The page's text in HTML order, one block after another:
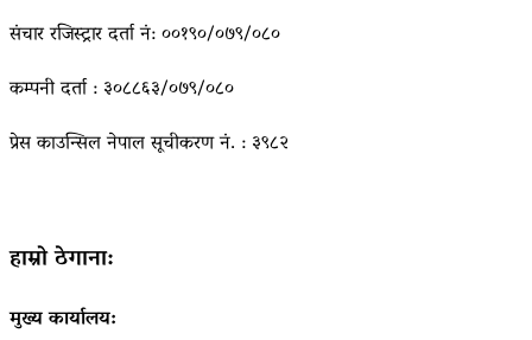
संचार रजिस्ट्रार दर्ता नं: ००१९०/०७९/०८०
कम्पनी दर्ता : ३०८८६३/०७९/०८०
प्रेस काउन्सिल नेपाल सूचीकरण नं. : ३९८२
हाम्रो ठेगाना:
मुख्य कार्यालय: